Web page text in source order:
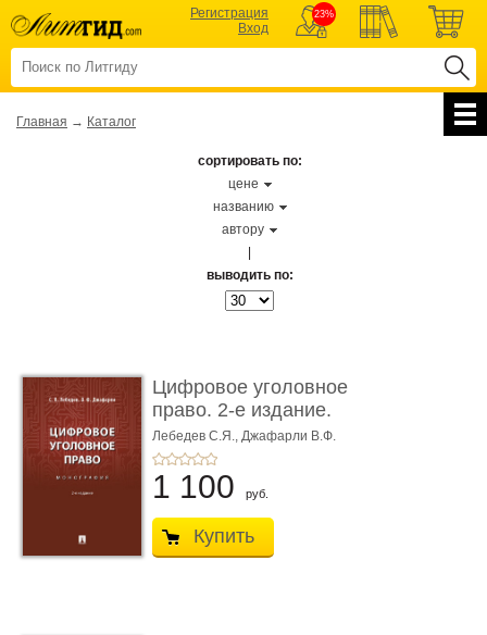
Регистрация
Вход
23%
Главная → Каталог
сортировать по:
цене
названию
автору
выводить по:
Цифровое уголовное
право. 2-е издание.
Монограф ...
Лебедев С.Я., Джафарли В.Ф.
1 100 руб.
Купить